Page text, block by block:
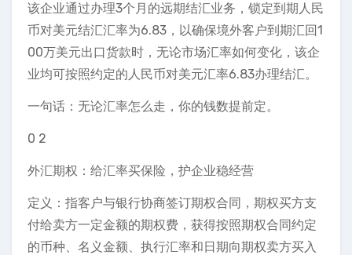
该企业通过办理3个月的远期结汇业务，锁定到期人民
币对美元结汇汇率为6.83，以确保境外客户到期汇回1
00万美元出口货款时，无论市场汇率如何变化，该企
业均可按照约定的人民币对美元汇率6.83办理结汇。
一句话：无论汇率怎么走，你的钱数提前定。
0 2
外汇期权：给汇率买保险，护企业稳经营
定义：指客户与银行协商签订期权合同，期权买方支
付给卖方一定金额的期权费，获得按照期权合同约定
的币种、名义金额、执行汇率和日期向期权卖方买入